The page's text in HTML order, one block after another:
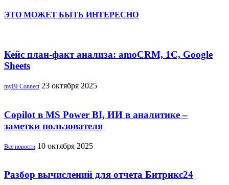
ЭТО МОЖЕТ БЫТЬ ИНТЕРЕСНО
Кейс план-факт анализа: amoCRM, 1C, Google
Sheets
myBI Connect 23 октября 2025
Copilot в MS Power BI, ИИ в аналитике –
заметки пользователя
Все новости 10 октября 2025
Разбор вычислений для отчета Битрикс24